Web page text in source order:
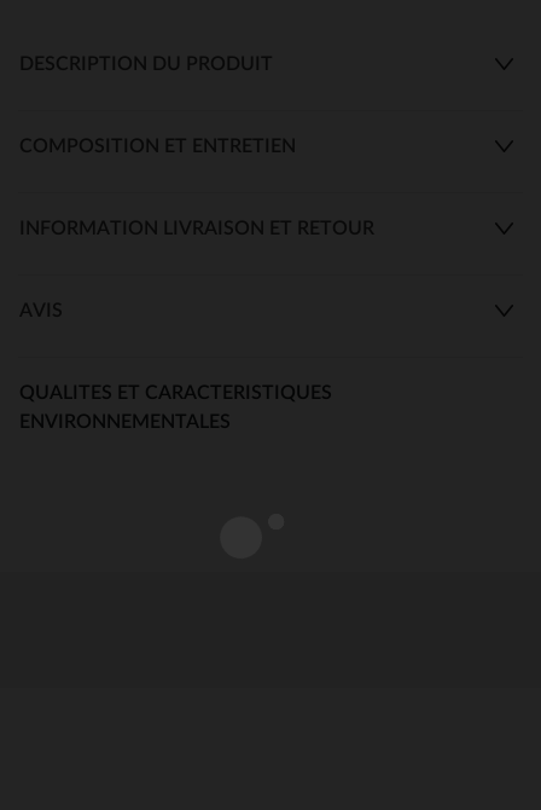
DESCRIPTION DU PRODUIT
COMPOSITION ET ENTRETIEN
INFORMATION LIVRAISON ET RETOUR
AVIS
QUALITES ET CARACTERISTIQUES
ENVIRONNEMENTALES